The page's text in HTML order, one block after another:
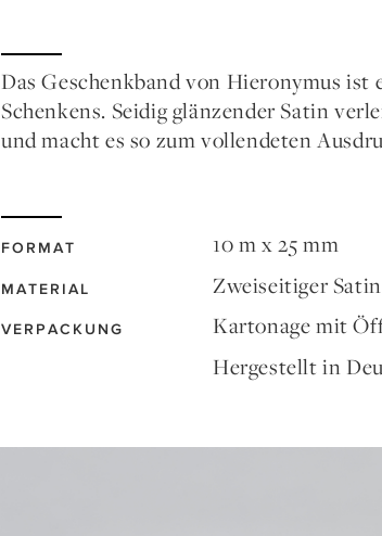
Das Geschenkband von Hieronymus
Schenkens. Seidig glänzender Satin
und macht es so zum vollendeten
FORMAT 10 m x 25 mm
MATERIAL Zweiseitiger Satin
VERPACKUNG
Kartonage mit
Hergestellt in